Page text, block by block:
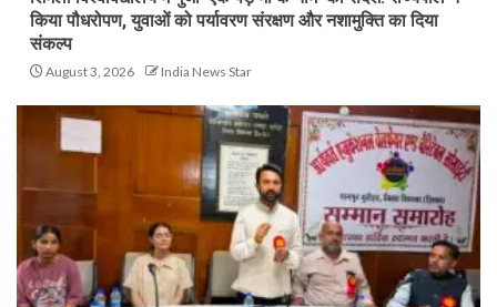
किया पौधरोपण, युवाओं को पर्यावरण संरक्षण और नशामुक्ति का दिया
संकल्प
August 3, 2026 India News Star